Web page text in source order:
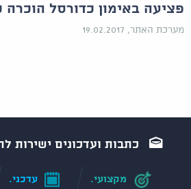
פציעה באימון כדורסל
מערכת האתר, 19.02.2017
כתבות ועדכונים ישירות
מקצועי. עדכני.